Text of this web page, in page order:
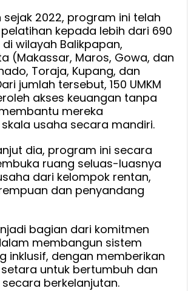
sejak 2022, program ini telah
kepada lebih dari 690
di wilayah Balikpapan,
(Makassar, Maros, Gowa, dan
Toraja, Kupang, dan
jumlah tersebut, 150 UMKM
akses keuangan tanpa
mereka
usaha secara mandiri.
dia, program ini secara
ruang seluas-luasnya
dari kelompok rentan,
dan penyandang
bagian dari komitmen
membangun sistem
inklusif, dengan memberikan
untuk bertumbuh dan
berkelanjutan.